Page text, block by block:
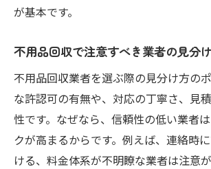
が基本です。
不用品回収で注意すべき業者の見分
不用品回収業者を選ぶ際の見分け方の
な許認可の有無や、対応の丁寧さ、見
性です。なぜなら、信頼性の低い業者
クが高まるからです。例えば、連絡時
ける、料金体系が不明瞭な業者は注意